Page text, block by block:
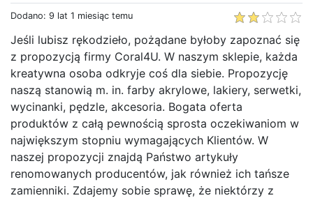
Dodano: 9 lat 1 miesiąc temu
Jeśli lubisz rękodzieło, pożądane byłoby zapoznać się
z propozycją firmy Coral4U. W naszym sklepie, każda
kreatywna osoba odkryje coś dla siebie. Propozycję
naszą stanowią m. in. farby akrylowe, lakiery, serwetki,
wycinanki, pędzle, akcesoria. Bogata oferta
produktów z całą pewnością sprosta oczekiwaniom w
największym stopniu wymagających Klientów. W
naszej propozycji znajdą Państwo artykuły
renomowanych producentów, jak również ich tańsze
zamienniki. Zdajemy sobie sprawę, że niektórzy z